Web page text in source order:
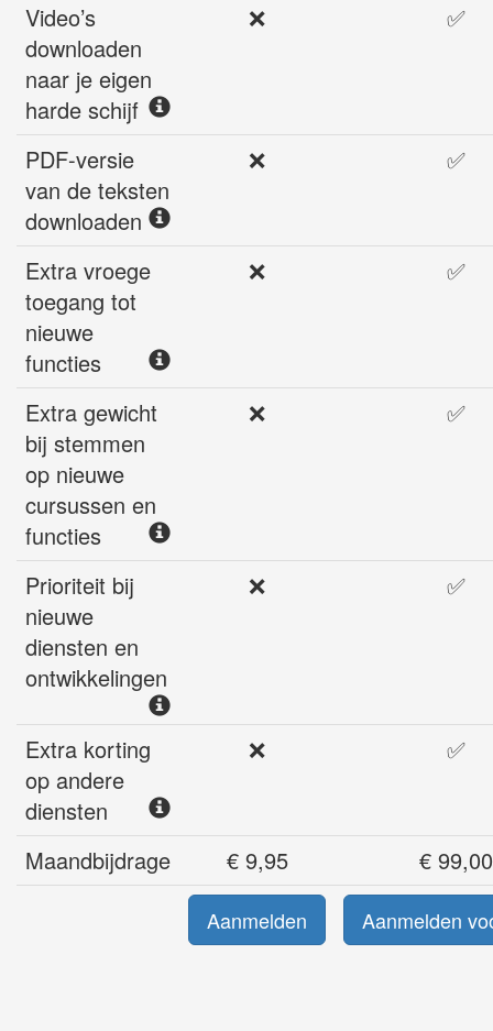
Video’s
downloaden
naar je eigen
harde schijf
❌ ✅
PDF-versie
van de teksten
downloaden
❌ ✅
Extra vroege
toegang tot
nieuwe
functies
❌ ✅
Extra gewicht
bij stemmen
op nieuwe
cursussen en
functies
❌ ✅
Prioriteit bij
nieuwe
diensten en
ontwikkelingen
❌ ✅
Extra korting
op andere
diensten
❌ ✅
Maandbijdrage € 9,95 € 99,00
Aanmelden Aanmelden